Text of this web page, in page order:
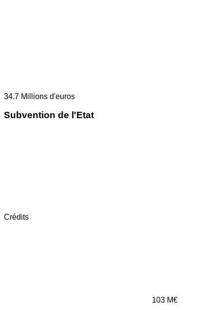
34.7 Millions d'euros
Subvention de l'Etat
Crédits
103 M€